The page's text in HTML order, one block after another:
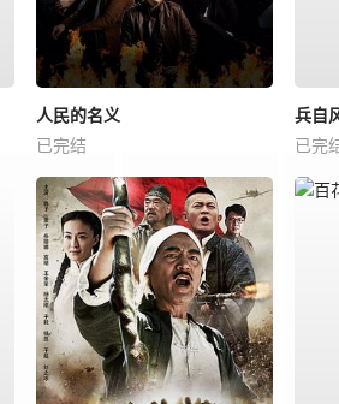
人民的名义
已完结
兵自
已完